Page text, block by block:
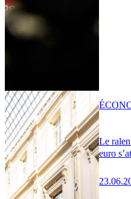
Le
euro